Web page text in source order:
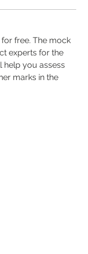
free. The mock
experts for the
help you assess
marks in the